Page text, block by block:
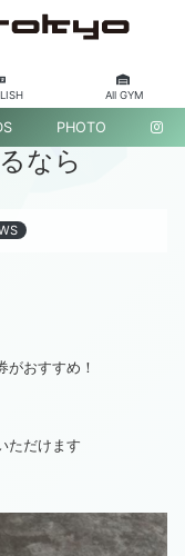
All GYM
PHOTO
なら
がおすすめ！
ただけます